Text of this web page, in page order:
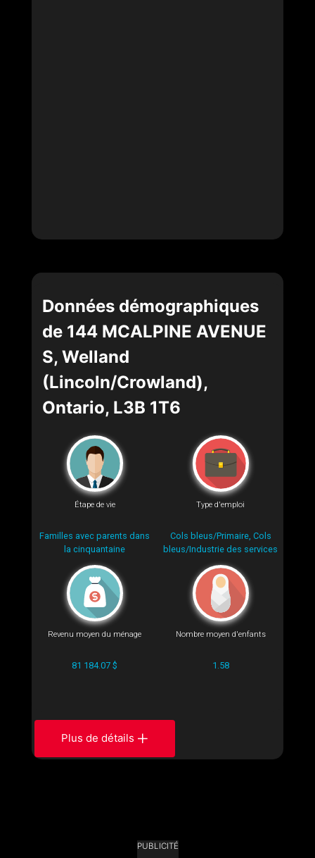
Données démographiques
de 144 MCALPINE AVENUE
S, Welland
(Lincoln/Crowland),
Ontario, L3B 1T6
Étape de vie
Familles avec parents dans
la cinquantaine
Type d'emploi
Cols bleus/Primaire, Cols
bleus/Industrie des services
Revenu moyen du ménage
81 184.07 $
Nombre moyen d'enfants
1.58
Plus de détails
PUBLICITÉ